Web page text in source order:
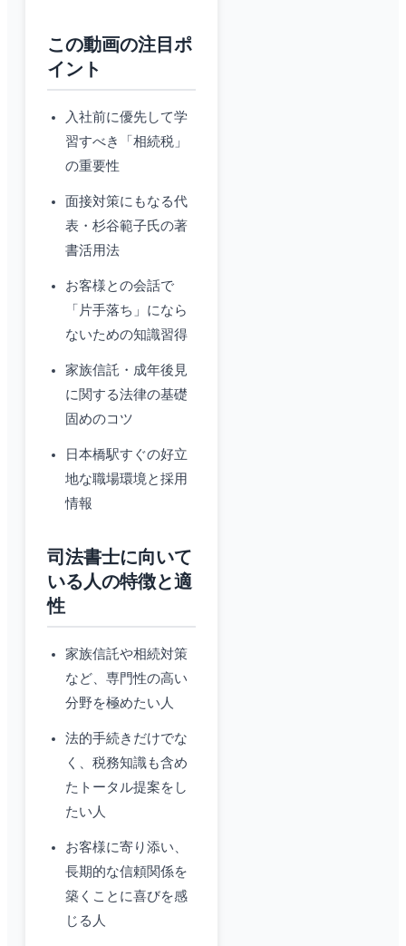
この動画の注目ポ
イント
入社前に優先して学
習すべき「相続税」
の重要性
面接対策にもなる代
表・杉谷範子氏の著
書活用法
お客様との会話で
「片手落ち」になら
ないための知識習得
家族信託・成年後見
に関する法律の基礎
固めのコツ
日本橋駅すぐの好立
地な職場環境と採用
情報
司法書士に向いて
いる人の特徴と適
性
家族信託や相続対策
など、専門性の高い
分野を極めたい人
法的手続きだけでな
く、税務知識も含め
たトータル提案をし
たい人
お客様に寄り添い、
長期的な信頼関係を
築くことに喜びを感
じる人